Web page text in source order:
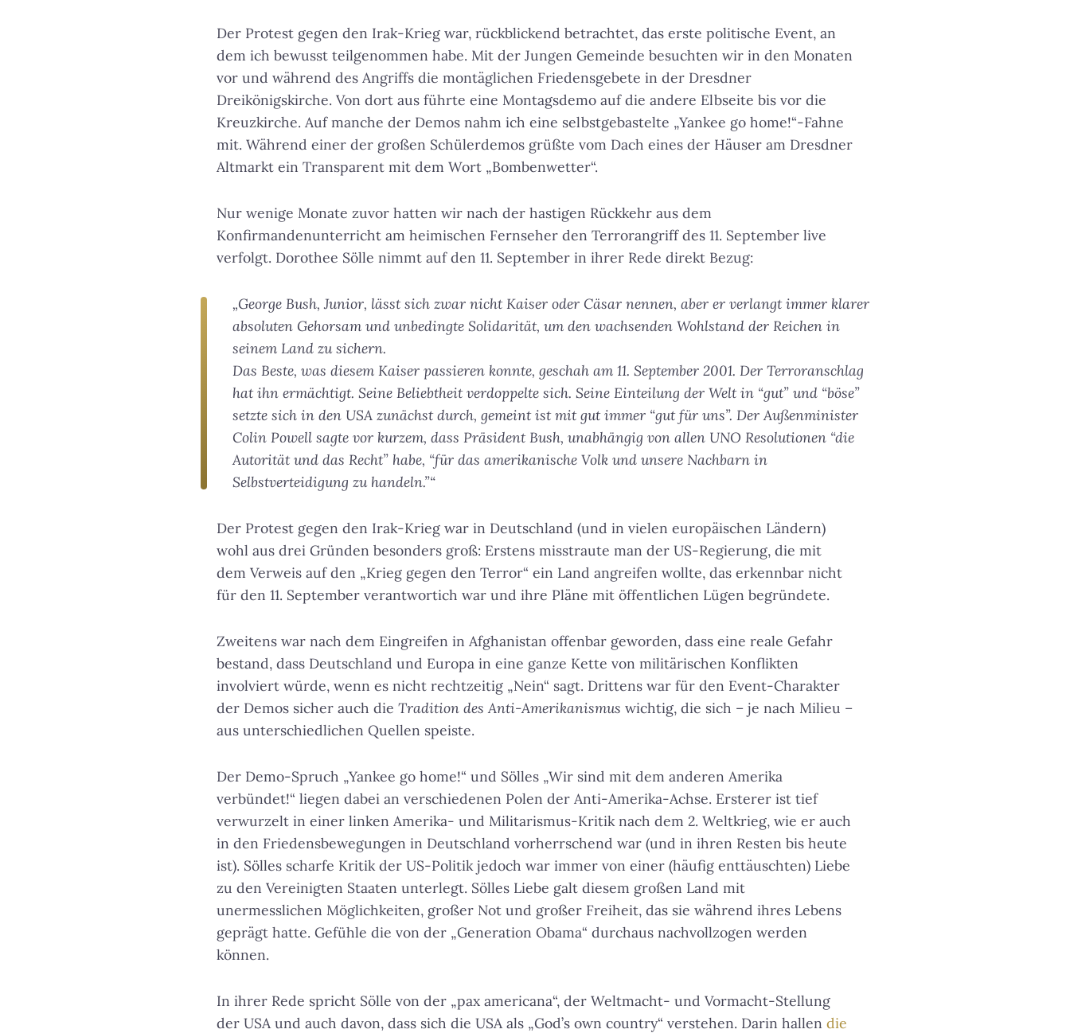
Der Protest gegen den Irak-Krieg war, rückblickend betrachtet, das erste politische Event, an
dem ich bewusst teilgenommen habe. Mit der Jungen Gemeinde besuchten wir in den Monaten
vor und während des Angriffs die montäglichen Friedensgebete in der Dresdner
Dreikönigskirche. Von dort aus führte eine Montagsdemo auf die andere Elbseite bis vor die
Kreuzkirche. Auf manche der Demos nahm ich eine selbstgebastelte „Yankee go home!“-Fahne
mit. Während einer der großen Schülerdemos grüßte vom Dach eines der Häuser am Dresdner
Altmarkt ein Transparent mit dem Wort „Bombenwetter“.
Nur wenige Monate zuvor hatten wir nach der hastigen Rückkehr aus dem
Konfirmandenunterricht am heimischen Fernseher den Terrorangriff des 11. September live
verfolgt. Dorothee Sölle nimmt auf den 11. September in ihrer Rede direkt Bezug:
„George Bush, Junior, lässt sich zwar nicht Kaiser oder Cäsar nennen, aber er verlangt immer klarer
absoluten Gehorsam und unbedingte Solidarität, um den wachsenden Wohlstand der Reichen in
seinem Land zu sichern.
Das Beste, was diesem Kaiser passieren konnte, geschah am 11. September 2001. Der Terroranschlag
hat ihn ermächtigt. Seine Beliebtheit verdoppelte sich. Seine Einteilung der Welt in “gut” und “böse”
setzte sich in den USA zunächst durch, gemeint ist mit gut immer “gut für uns”. Der Außenminister
Colin Powell sagte vor kurzem, dass Präsident Bush, unabhängig von allen UNO Resolutionen “die
Autorität und das Recht” habe, “für das amerikanische Volk und unsere Nachbarn in
Selbstverteidigung zu handeln.”“
Der Protest gegen den Irak-Krieg war in Deutschland (und in vielen europäischen Ländern)
wohl aus drei Gründen besonders groß: Erstens misstraute man der US-Regierung, die mit
dem Verweis auf den „Krieg gegen den Terror“ ein Land angreifen wollte, das erkennbar nicht
für den 11. September verantwortich war und ihre Pläne mit öffentlichen Lügen begründete.
Zweitens war nach dem Eingreifen in Afghanistan offenbar geworden, dass eine reale Gefahr
bestand, dass Deutschland und Europa in eine ganze Kette von militärischen Konflikten
involviert würde, wenn es nicht rechtzeitig „Nein“ sagt. Drittens war für den Event-Charakter
der Demos sicher auch die Tradition des Anti-Amerikanismus wichtig, die sich – je nach Milieu –
aus unterschiedlichen Quellen speiste.
Der Demo-Spruch „Yankee go home!“ und Sölles „Wir sind mit dem anderen Amerika
verbündet!“ liegen dabei an verschiedenen Polen der Anti-Amerika-Achse. Ersterer ist tief
verwurzelt in einer linken Amerika- und Militarismus-Kritik nach dem 2. Weltkrieg, wie er auch
in den Friedensbewegungen in Deutschland vorherrschend war (und in ihren Resten bis heute
ist). Sölles scharfe Kritik der US-Politik jedoch war immer von einer (häufig enttäuschten) Liebe
zu den Vereinigten Staaten unterlegt. Sölles Liebe galt diesem großen Land mit
unermesslichen Möglichkeiten, großer Not und großer Freiheit, das sie während ihres Lebens
geprägt hatte. Gefühle die von der „Generation Obama“ durchaus nachvollzogen werden
können.
In ihrer Rede spricht Sölle von der „pax americana“, der Weltmacht- und Vormacht-Stellung
der USA und auch davon, dass sich die USA als „God’s own country“ verstehen. Darin hallen die